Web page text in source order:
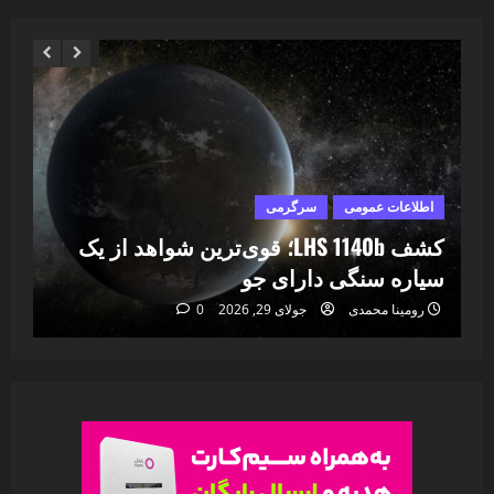
اطلاعات عمومی سرگرمی
کشف LHS 1140b؛ قوی‌ترین شواهد از یک
سیاره سنگی دارای جو
رومینا محمدی جولای 29, 2026 0